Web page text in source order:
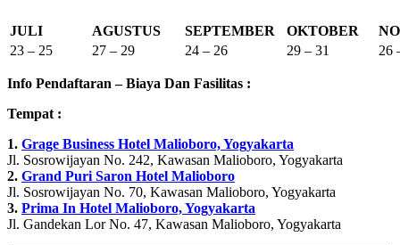
JULI AGUSTUS SEPTEMBER OKTOBER
23 – 25
27 – 29 24 – 26 29 – 31 26
Info Pendaftaran – Biaya Dan Fasilitas :
Tempat :
1. Grage Business Hotel Malioboro, Yogyakarta
Jl. Sosrowijayan No. 242, Kawasan Malioboro, Yogyakarta
2. Grand Puri Saron Hotel Malioboro
Jl. Sosrowijayan No. 70, Kawasan Malioboro, Yogyakarta
3. Prima In Hotel Malioboro, Yogyakarta
Jl. Gandekan Lor No. 47, Kawasan Malioboro, Yogyakarta